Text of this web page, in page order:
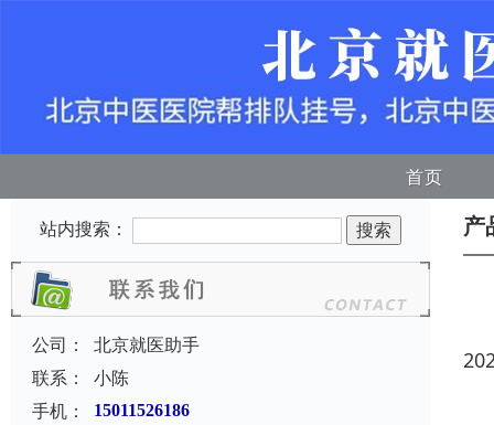
首页
站内搜索：
公司：
北京就医助手
联系：
小陈
手机：
15011526186
产